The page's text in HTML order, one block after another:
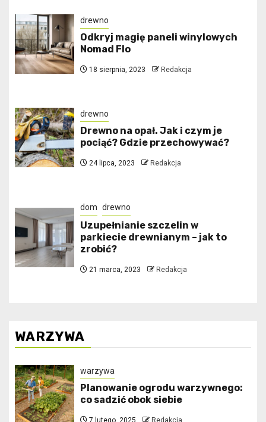
drewno
Odkryj magię paneli winylowych
Nomad Flo
18 sierpnia, 2023 Redakcja
drewno
Drewno na opał. Jak i czym je
pociąć? Gdzie przechowywać?
24 lipca, 2023 Redakcja
dom drewno
Uzupełnianie szczelin w
parkiecie drewnianym – jak to
zrobić?
21 marca, 2023 Redakcja
WARZYWA
warzywa
Planowanie ogrodu warzywnego:
co sadzić obok siebie
7 lutego, 2025 Redakcja